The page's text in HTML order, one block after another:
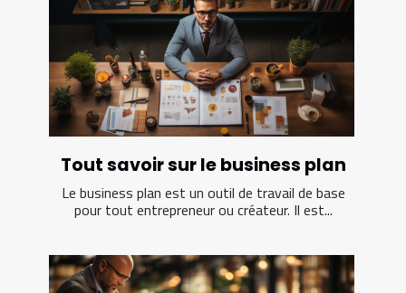
Tout savoir sur le business plan
Le business plan est un outil de travail de base
pour tout entrepreneur ou créateur. Il est...